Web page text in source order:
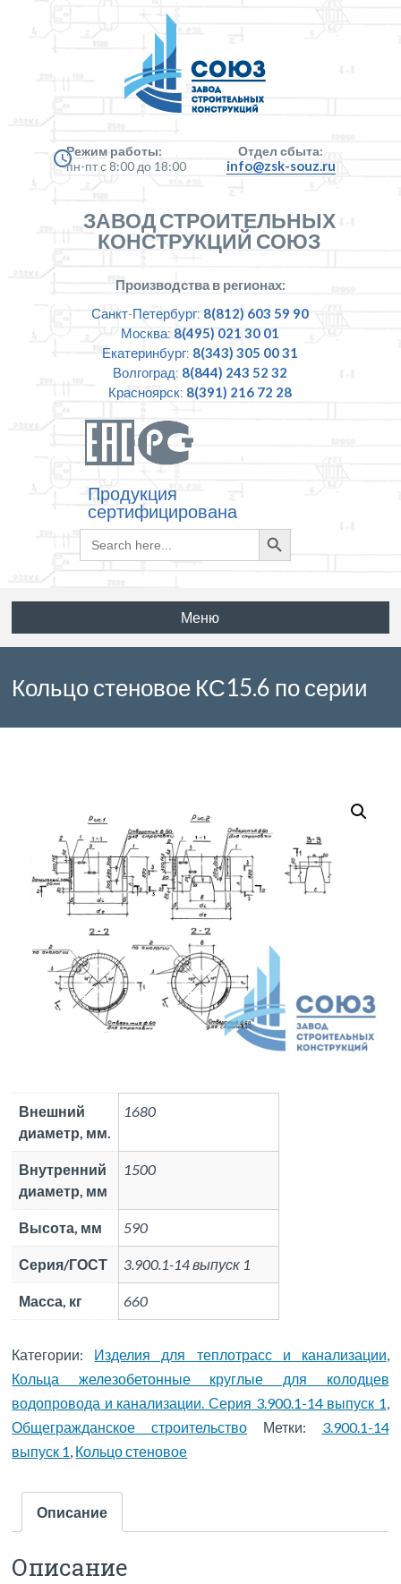
Режим работы:
пн-пт с 8:00 до 18:00
Отдел сбыта:
info@zsk-souz.ru
ЗАВОД СТРОИТЕЛЬНЫХ
КОНСТРУКЦИЙ СОЮЗ
Производства в регионах:
Санкт-Петербург: 8(812) 603 59 90
Москва: 8(495) 021 30 01
Екатеринбург: 8(343) 305 00 31
Волгоград: 8(844) 243 52 32
Красноярск: 8(391) 216 72 28
Продукция
сертифицирована
Search
for:
Search
Button
Меню
Кольцо стеновое КС15.6 по серии
Внешний
диаметр, мм.
1680
Внутренний
диаметр, мм
1500
Высота, мм 590
Серия/ГОСТ 3.900.1-14 выпуск 1
Масса, кг 660
Категории: Изделия для теплотрасс и канализации,
Кольца железобетонные круглые для колодцев
водопровода и канализации. Серия 3.900.1-14 выпуск 1,
Общегражданское строительство
Метки: 3.900.1-14
выпуск 1, Кольцо стеновое
Описание
Описание